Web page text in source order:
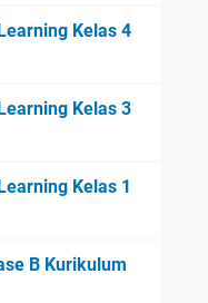
Kelas 4
Kelas 3
Kelas 1
B Kurikulum